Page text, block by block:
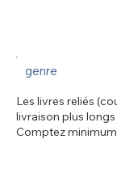
genre
Les livres reliés
livraison plus
Comptez